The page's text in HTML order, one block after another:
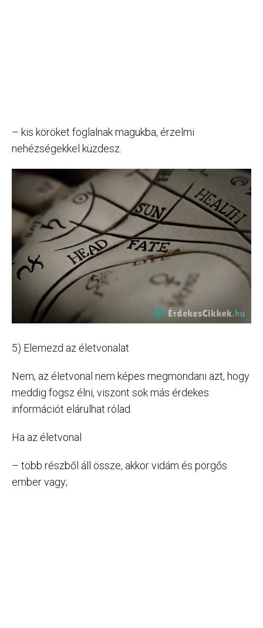
– kis köröket foglalnak magukba, érzelmi
nehézségekkel küzdesz.
5) Elemezd az életvonalat
Nem, az életvonal nem képes megmondani azt, hogy
meddig fogsz élni, viszont sok más érdekes
információt elárulhat rólad.
Ha az életvonal
– több részből áll össze, akkor vidám és pörgős
ember vagy;